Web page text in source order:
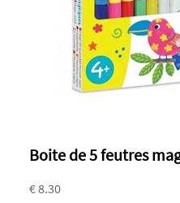
Boite de 5 feutres
€ 8.30